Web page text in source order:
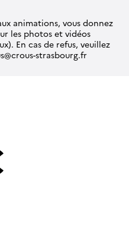
animations, vous donnez
les photos et vidéos
En cas de refus, veuillez
strasbourg.fr